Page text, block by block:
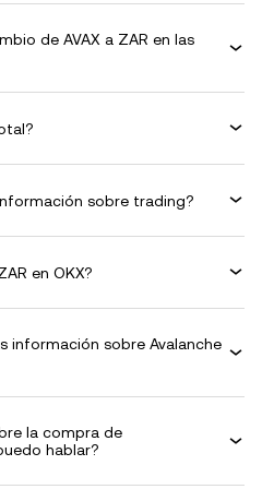
de AVAX a ZAR en las
sobre trading?
en OKX?
información sobre Avalanche
la compra de
hablar?